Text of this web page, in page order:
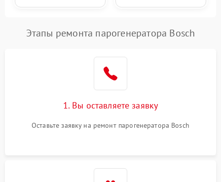
Этапы ремонта парогенератора Bosch
1. Вы оставляете заявку
Оставьте заявку на ремонт парогенератора Bosch